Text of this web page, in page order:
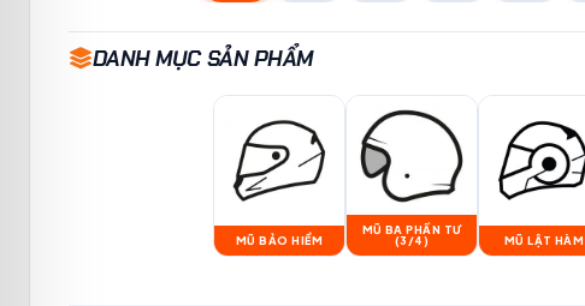
DANH MỤC SẢN PHẨM
MŨ BẢO HIỂM
MŨ BA PHẦN TƯ
(3/4)
MŨ LẬT HÀM